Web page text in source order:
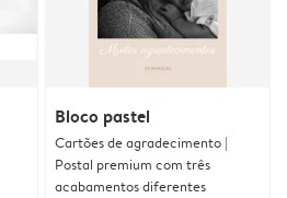
Bloco pastel
Cartões de agradecimento |
Postal premium com três
acabamentos diferentes